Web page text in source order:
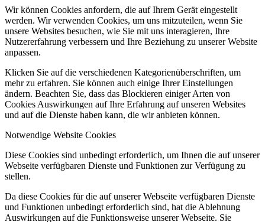
Wir können Cookies anfordern, die auf Ihrem Gerät eingestellt
werden. Wir verwenden Cookies, um uns mitzuteilen, wenn Sie
unsere Websites besuchen, wie Sie mit uns interagieren, Ihre
Nutzererfahrung verbessern und Ihre Beziehung zu unserer Website
anpassen.
Klicken Sie auf die verschiedenen Kategorienüberschriften, um
mehr zu erfahren. Sie können auch einige Ihrer Einstellungen
ändern. Beachten Sie, dass das Blockieren einiger Arten von
Cookies Auswirkungen auf Ihre Erfahrung auf unseren Websites
und auf die Dienste haben kann, die wir anbieten können.
Notwendige Website Cookies
Diese Cookies sind unbedingt erforderlich, um Ihnen die auf unserer
Webseite verfügbaren Dienste und Funktionen zur Verfügung zu
stellen.
Da diese Cookies für die auf unserer Webseite verfügbaren Dienste
und Funktionen unbedingt erforderlich sind, hat die Ablehnung
Auswirkungen auf die Funktionsweise unserer Webseite. Sie